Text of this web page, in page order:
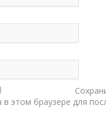
в этом браузере для